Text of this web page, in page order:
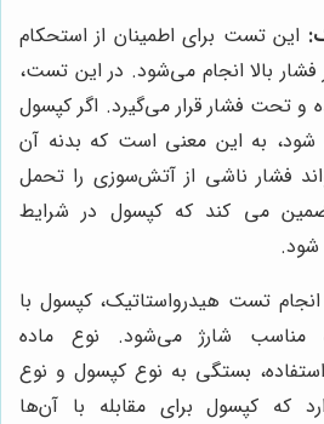
این تست برای اطمینان از استحکام
فشار بالا انجام می‌شود. در این تست،
و تحت فشار قرار می‌گیرد. اگر کپسول
به این معنی است که بدنه آن
فشار ناشی از آتش‌سوزی را تحمل
می کند که کپسول در شرایط
شود.
تست هیدرواستاتیک، کپسول با
مناسب شارژ می‌شود. نوع ماده
بستگی به نوع کپسول و نوع
که کپسول برای مقابله با آن‌ها